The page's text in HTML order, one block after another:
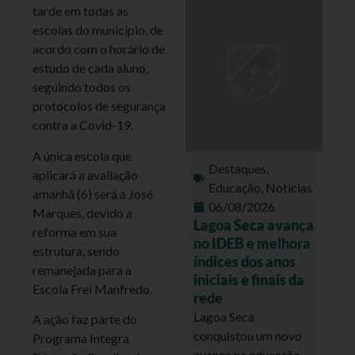
tarde em todas as
escolas do município, de
acordo com o horário de
estudo de cada aluno,
seguindo todos os
protocolos de segurança
contra a Covid-19.
A única escola que
aplicará a avaliação
amanhã (6) será a José
Marques, devido a
reforma em sua
estrutura, sendo
remanejada para a
Escola Frei Manfredo.
A ação faz parte do
Programa Integra
Destaques,
Educação, Notícias
06/08/2026
Lagoa Seca avança
no IDEB e melhora
índices dos anos
iniciais e finais da
rede
Lagoa Seca
conquistou um novo